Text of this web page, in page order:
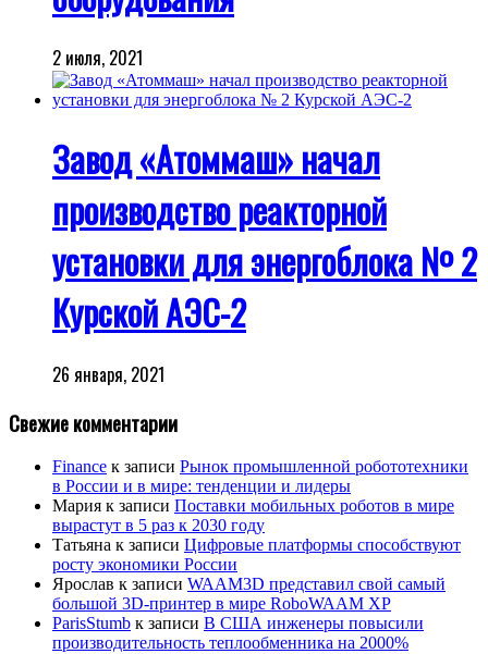
2 июля, 2021
Завод «Атоммаш» начал
производство реакторной
установки для энергоблока № 2
Курской АЭС-2
26 января, 2021
Свежие комментарии
Finance к записи Рынок промышленной робототехники
в России и в мире: тенденции и лидеры
Мария к записи Поставки мобильных роботов в мире
вырастут в 5 раз к 2030 году
Татьяна к записи Цифровые платформы способствуют
росту экономики России
Ярослав к записи WAAM3D представил свой самый
большой 3D-принтер в мире RoboWAAM XP
ParisStumb к записи В США инженеры повысили
производительность теплообменника на 2000%